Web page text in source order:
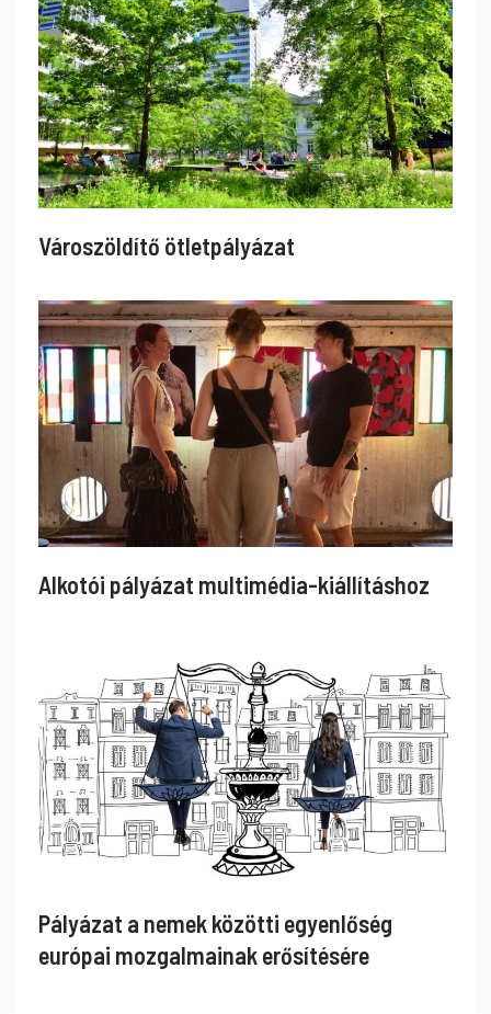
Városzöldítő ötletpályázat
Alkotói pályázat multimédia-kiállításhoz
Pályázat a nemek közötti egyenlőség
európai mozgalmainak erősítésére